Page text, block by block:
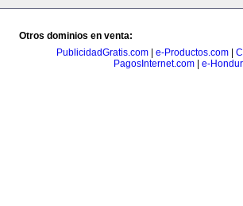
Otros dominios en venta:
PublicidadGratis.com
e-Productos.com
PagosInternet.com
e-